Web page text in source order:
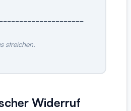
streichen.
Widerruf